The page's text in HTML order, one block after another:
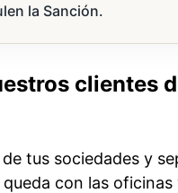
la Sanción.
clientes
tus sociedades y
con las